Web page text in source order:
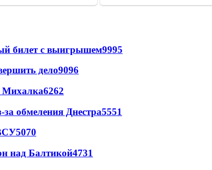
билет с выигрышем9995
дело9096
Михалка6262
за обмеления Днестра5551
5070
над Балтикой4731